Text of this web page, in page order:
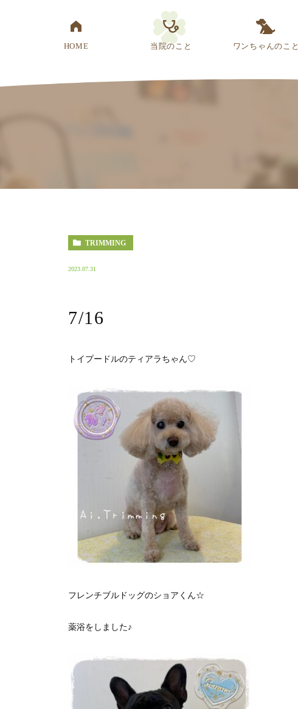
HOME 当院のこと ワンちゃんのこと
TRIMMING
2023.07.31
7/16
トイプードルのティアラちゃん♡
フレンチブルドッグのショアくん☆
薬浴をしました♪